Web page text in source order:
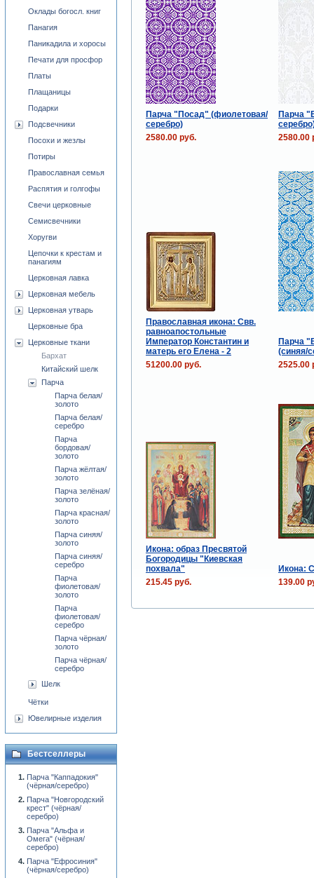
Парча "Посад" (фиолетовая/
серебро)
Парча
2580.00 руб.
2580.00
Православная икона: Свв.
равноапостольные
Император Константин и
матерь его Елена - 2
Парча
(синяя/
51200.00 руб.
2525.00
Икона: образ Пресвятой
Богородицы "Киевская
похвала"
Икона:
215.45 руб.
139.00
Оклады богосл. книг
Панагия
Паникадила и хоросы
Печати для просфор
Платы
Плащаницы
Подарки
Подсвечники
Посохи и жезлы
Потиры
Православная семья
Распятия и голгофы
Свечи церковные
Семисвечники
Хоругви
Цепочки к крестам и
панагиям
Церковная лавка
Церковная мебель
Церковная утварь
Церковные бра
Церковные ткани
Бархат
Китайский шелк
Парча
Парча белая/
золото
Парча белая/
серебро
Парча
бордовая/
золото
Парча жёлтая/
золото
Парча зелёная/
золото
Парча красная/
золото
Парча синяя/
золото
Парча синяя/
серебро
Парча
фиолетовая/
золото
Парча
фиолетовая/
серебро
Парча чёрная/
золото
Парча чёрная/
серебро
Шелк
Чётки
Ювелирные изделия
Бестселлеры
Парча "Каппадокия"
(чёрная/серебро)
Парча "Новгородский
крест" (чёрная/
серебро)
Парча "Альфа и
Омега" (чёрная/
серебро)
Парча "Ефросиния"
(чёрная/серебро)